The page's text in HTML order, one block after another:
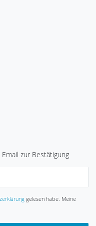
zur Bestätigung
gelesen habe. Meine